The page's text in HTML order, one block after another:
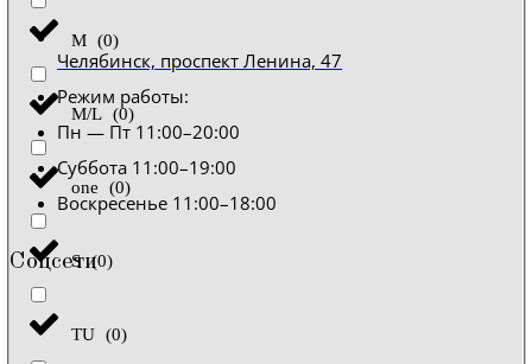
M (0)
M/L (0)
one (0)
S (0)
TU (0)
Челябинск, проспект Ленина, 47
Режим работы:
Пн — Пт 11:00–20:00
Суббота 11:00–19:00
Воскресенье 11:00–18:00
Соцсети